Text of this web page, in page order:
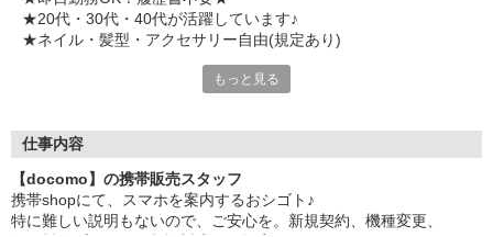
★20代・30代・40代が活躍しています♪
★ネイル・髪型・アクセサリー自由(規定あり)
でも心配ご無用！
お互いに教え合ったり、フォローしあったりする
和気あいあいとした人間関係がある店舗ばかり！
皆で一緒にステップアップしましょう♪
もっと見る
仕事内容
【docomo】の携帯販売スタッフ
携帯shopにて、スマホを案内するおシゴト♪
特に難しい説明もないので、ご安心を。新規契約、機種変更、